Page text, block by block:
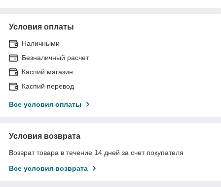
Условия оплаты
Наличными
Безналичный расчет
Каспий магазин
Каспий перевод
Все условия оплаты
Условия возврата
Возврат товара в течение 14 дней за счет покупателя
Все условия возврата